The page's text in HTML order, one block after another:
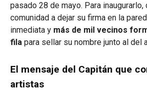
pasado 28 de mayo. Para inaugurarlo,
comunidad a dejar su firma en la
inmediata y más de mil vecinos
fila para sellar su nombre junto al del
El mensaje del Capitán que
artistas